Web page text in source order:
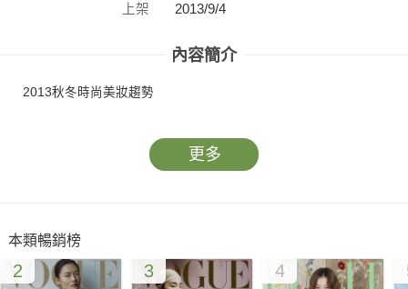
上架
2013/9/4
內容簡介
2013秋冬時尚美妝趨勢
更多
本類暢銷榜
2 3 4